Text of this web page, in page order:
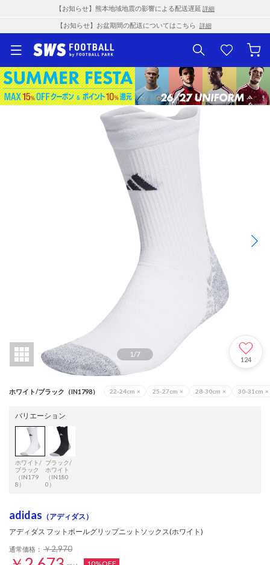
【お知らせ】熊本地域地震の影響による配送遅延 詳細
【お知らせ】お盆期間の配送についてはこちら 詳細
1/7
124
ホワイト/ブラック（IN1798） 22-24cm × 25-27cm × 28-30cm × 30-31cm ×
バリエーション
ホワイト/
ブラック
（IN179
8）
ブラック/
ホワイト
（IN180
0）
adidas （アディダス）
アディダス フットボールグリップニットソックス(ホワイト)
通常価格： ￥2,970